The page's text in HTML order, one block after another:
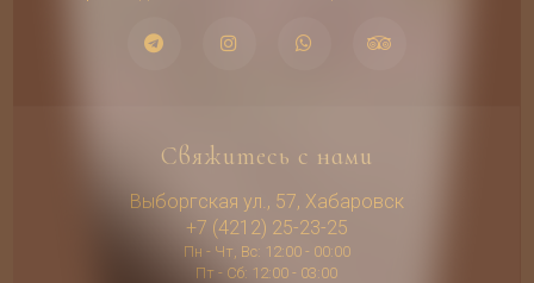
Свяжитесь с нами
Выборгская ул., 57, Хабаровск
+7 (4212) 25-23-25
Пн - Чт, Вс: 12:00 - 00:00
Пт - Сб: 12:00 - 03:00